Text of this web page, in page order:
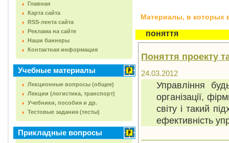
Главная
Карта сайта
RSS-лента сайта
Реклама на сайте
Наши баннеры
Контактная информация
Учебные материалы
Лекционные вопросы (общее)
Лекции (логистика, транспорт)
Учебники, пособия и др.
Тестовые задания (тесты)
Прикладные вопросы
Материалы, в которых
поняття
Поняття проекту
24.03.2012
Управління
організації,
світу і такий
ефективність